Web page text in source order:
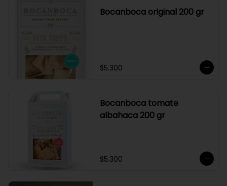
Bocanboca original 200 gr
$5.300
Bocanboca tomate
albahaca 200 gr
$5.300